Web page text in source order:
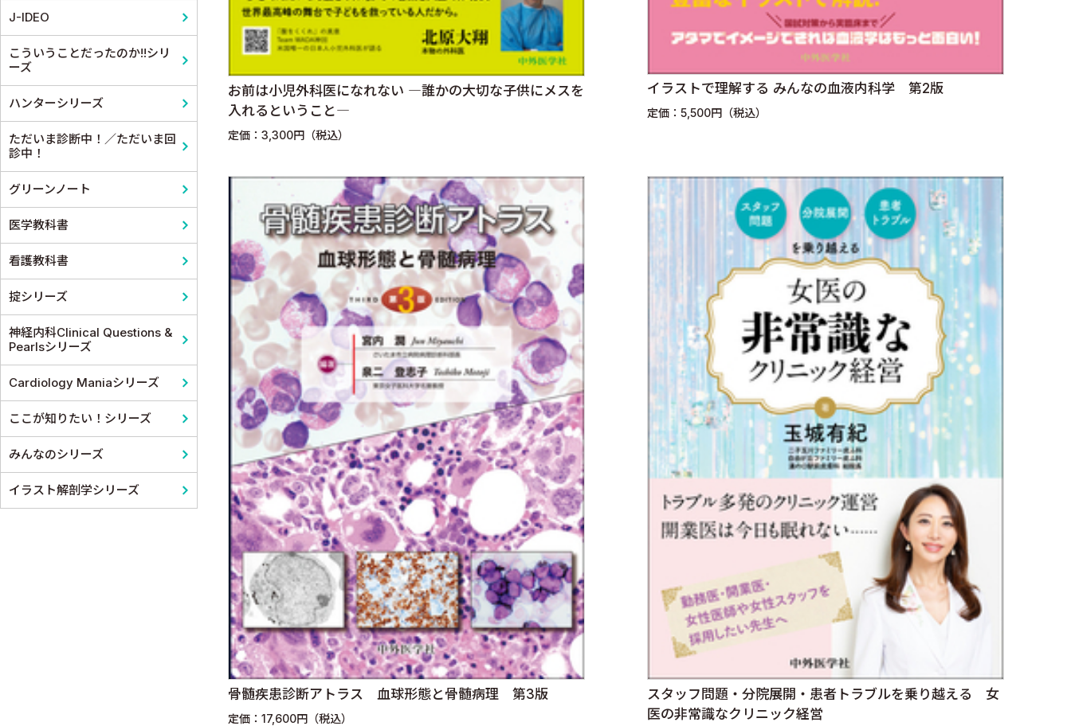
消化器
小児科
皮膚科
老人医学
耳鼻咽頭科・頭頸部外科
泌尿器科
麻酔科学・ペインクリニック
J-IDEO
こういうことだったのか!!シリ
ーズ
ハンターシリーズ
ただいま診断中！／ただいま回
診中！
グリーンノート
医学教科書
看護教科書
掟シリーズ
神経内科Clinical Questions &
Pearlsシリーズ
Cardiology Maniaシリーズ
ここが知りたい！シリーズ
みんなのシリーズ
イラスト解剖学シリーズ
お前は小児外科医になれない ―誰かの大切な子供にメスを
入れるということ―
定価：3,300円（税込）
イラストで理解する みんなの血液内科学 第2版
定価：5,500円（税込）
骨髄疾患診断アトラス 血球形態と骨髄病理 第3版
定価：17,600円（税込）
スタッフ問題・分院展開・患者トラブルを乗り越える 女
医の非常識なクリニック経営